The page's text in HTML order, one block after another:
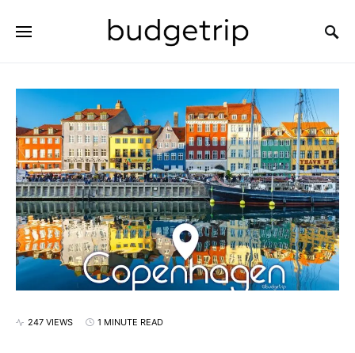
247 VIEWS 1 MINUTE READ